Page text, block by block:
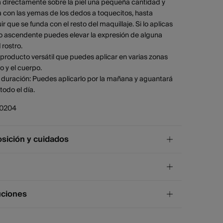
directamente sobre la piel una pequeña cantidad y
las yemas de los dedos a toquecitos, hasta
que se funda con el resto del maquillaje. Si lo aplicas
ascendente puedes elevar la expresión de alguna
versátil que puedes aplicar en varias zonas
y el cuerpo.
Puedes aplicarlo por la mañana y aguantará
el día.
y cuidados
, Glycerin , Squalane , Polyglyceryl-3
a tienda
¡GRATIS!